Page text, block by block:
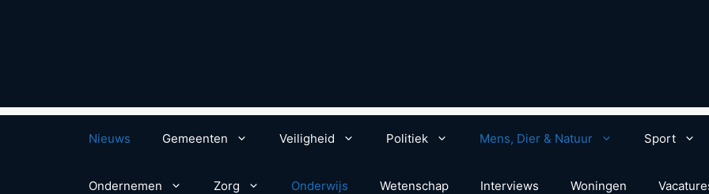
Nieuws Gemeenten Veiligheid Politiek Mens, Dier & Natuur Sport
Ondernemen Zorg Onderwijs Wetenschap Interviews Woningen